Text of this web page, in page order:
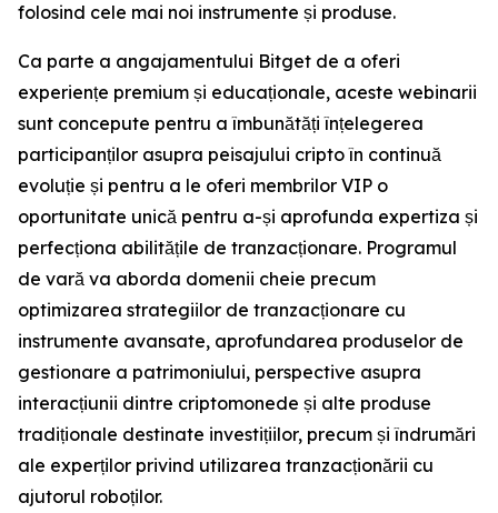
folosind cele mai noi instrumente și produse.
Ca parte a angajamentului Bitget de a oferi
experiențe premium și educaționale, aceste webinarii
sunt concepute pentru a îmbunătăți înțelegerea
participanților asupra peisajului cripto în continuă
evoluție și pentru a le oferi membrilor VIP o
oportunitate unică pentru a-și aprofunda expertiza și
perfecționa abilitățile de tranzacționare. Programul
de vară va aborda domenii cheie precum
optimizarea strategiilor de tranzacționare cu
instrumente avansate, aprofundarea produselor de
gestionare a patrimoniului, perspective asupra
interacțiunii dintre criptomonede și alte produse
tradiționale destinate investițiilor, precum și îndrumări
ale experților privind utilizarea tranzacționării cu
ajutorul roboților.